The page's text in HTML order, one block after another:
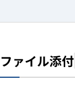
ファイル添付